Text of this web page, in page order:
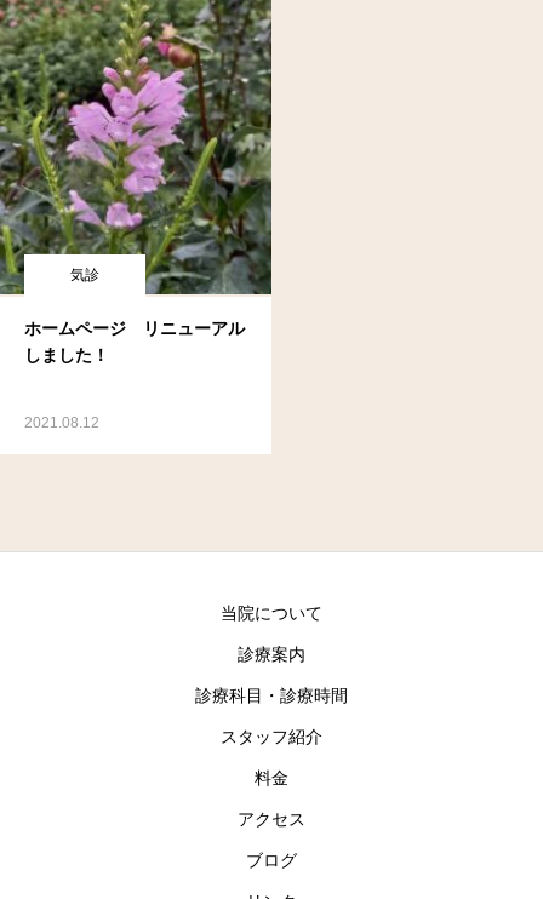
気診
ホームページ リニューアル
しました！
2021.08.12
当院について
診療案内
診療科目・診療時間
スタッフ紹介
料金
アクセス
ブログ